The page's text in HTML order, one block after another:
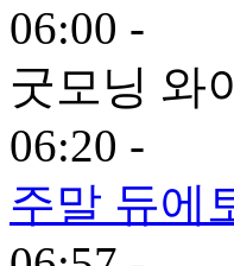
06:00 -
굿모닝 와
06:20 -
주말 듀에